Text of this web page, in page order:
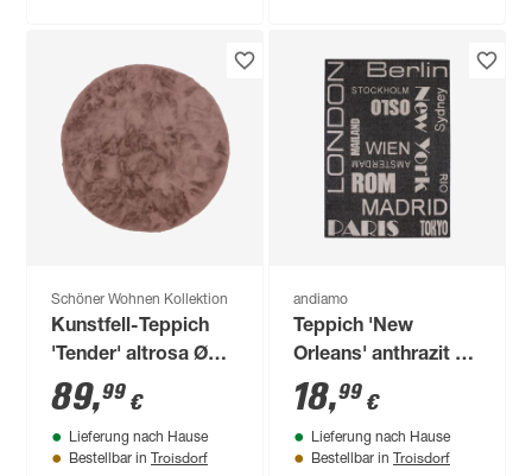
Schöner Wohnen Kollektion
Kunstfell-Teppich
'Tender' altrosa Ø
120 cm
89,99 €
Lieferung nach Hause
Bestellbar in Troisdorf
andiamo
Teppich 'New
Orleans' anthrazit 67
x 140 cm
18,99 €
Lieferung nach Hause
Bestellbar in Troisdorf